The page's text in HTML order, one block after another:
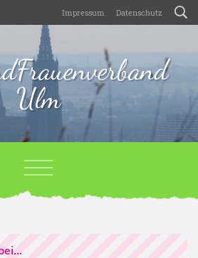
Impressum Datenschutz
Ulm